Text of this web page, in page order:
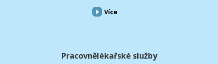
Více
Pracovnělékařské služby